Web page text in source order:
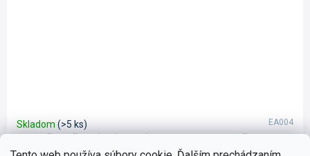
Osviežovač vzduchu California Scents, vôňa Nové
auto
Skladom(>5 ks) EA004